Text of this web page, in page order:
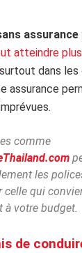
assurance
atteindre
dans
assurance
comme
les
celle qui
à votre budget.
de